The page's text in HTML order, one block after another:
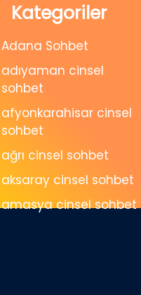
Kategoriler
Adana Sohbet
adıyaman cinsel
sohbet
afyonkarahisar cinsel
sohbet
ağrı cinsel sohbet
aksaray cinsel sohbet
amasya cinsel sohbet